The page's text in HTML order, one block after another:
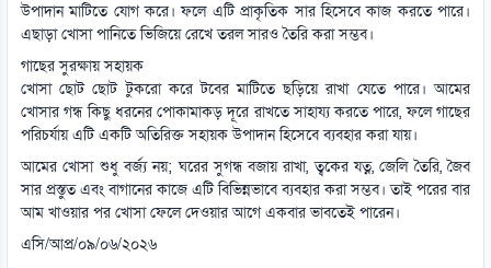
উপাদান মাটিতে যোগ করে। ফলে এটি প্রাকৃতিক সার হিসেবে কাজ করতে পারে।
এছাড়া খোসা পানিতে ভিজিয়ে রেখে তরল সারও তৈরি করা সম্ভব।
গাছের সুরক্ষায় সহায়ক
খোসা ছোট ছোট টুকরো করে টবের মাটিতে ছড়িয়ে রাখা যেতে পারে। আমের
খোসার গন্ধ কিছু ধরনের পোকামাকড় দূরে রাখতে সাহায্য করতে পারে, ফলে গাছের
পরিচর্যায় এটি একটি অতিরিক্ত সহায়ক উপাদান হিসেবে ব্যবহার করা যায়।
আমের খোসা শুধু বর্জ্য নয়; ঘরের সুগন্ধ বজায় রাখা, ত্বকের যত্ন, জেলি তৈরি, জৈব
সার প্রস্তুত এবং বাগানের কাজে এটি বিভিন্নভাবে ব্যবহার করা সম্ভব। তাই পরের বার
আম খাওয়ার পর খোসা ফেলে দেওয়ার আগে একবার ভাবতেই পারেন।
এসি/আপ্র/০৯/০৬/২০২৬